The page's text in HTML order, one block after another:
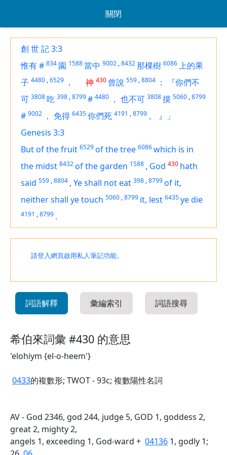
關閉
創 世 記 3:3
惟有# 834 園 1588當中 9002 ,8432那棵樹 6086上的果
子 4480 ,6529 ， 神 430 曾說 559 ,8804 ：
『你們不
可 3808吃 398 ,8799# 4480 ， 也不可 3808摸 5060 ,8799
# 9002 ， 免得 6435你們死 4191 ,8799 。
』」
Genesis 3:3
But of the fruit 6529of the tree 6086which is in
the midst 8432of the garden 1588 , God 430 hath
said 559 ,8804 , Ye shall not eat 398 ,8799of it,
neither shall ye touch 5060 ,8799 it, lest 6435ye die
4191 ,8799 .
請登入網頁啟用私人筆記功能。
詞語解釋 彙編索引 詞語搜尋
希伯來詞彙 #430 的意思
'elohiym {el-o-heem'}
0433的複數形; TWOT - 93c; 複數陽性名詞
AV - God 2346, god 244, judge 5, GOD 1, goddess 2,
great 2, mighty 2,
angels 1, exceeding 1, God-ward + 04136 1, godly 1;